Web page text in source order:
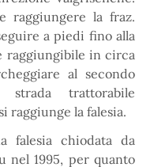
raggiungere la fraz.
a piedi fino alla
raggiungibile in circa
al secondo
trattorabile
raggiunge la falesia.
falesia chiodata da
nel 1995, per quanto